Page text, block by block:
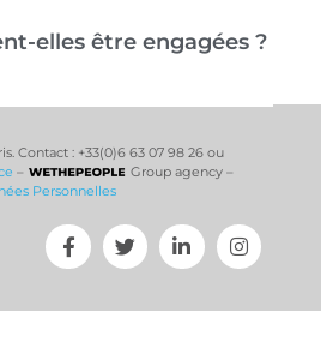
elles être engagées ?
Contact : +33(0)6 63 07 98 26 ou
–
Group agency –
Personnelles